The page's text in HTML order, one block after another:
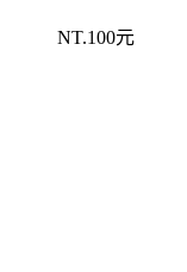
NT.100元